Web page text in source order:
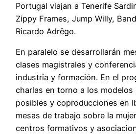
Portugal viajan a Tenerife
Zippy Frames, Jump Willy,
Ricardo Adrêgo.
En paralelo se desarrollarán
clases magistrales y
industria y formación. En el
charlas en torno a los modelos
posibles y coproducciones en
mesas de trabajo sobre la
centros formativos y